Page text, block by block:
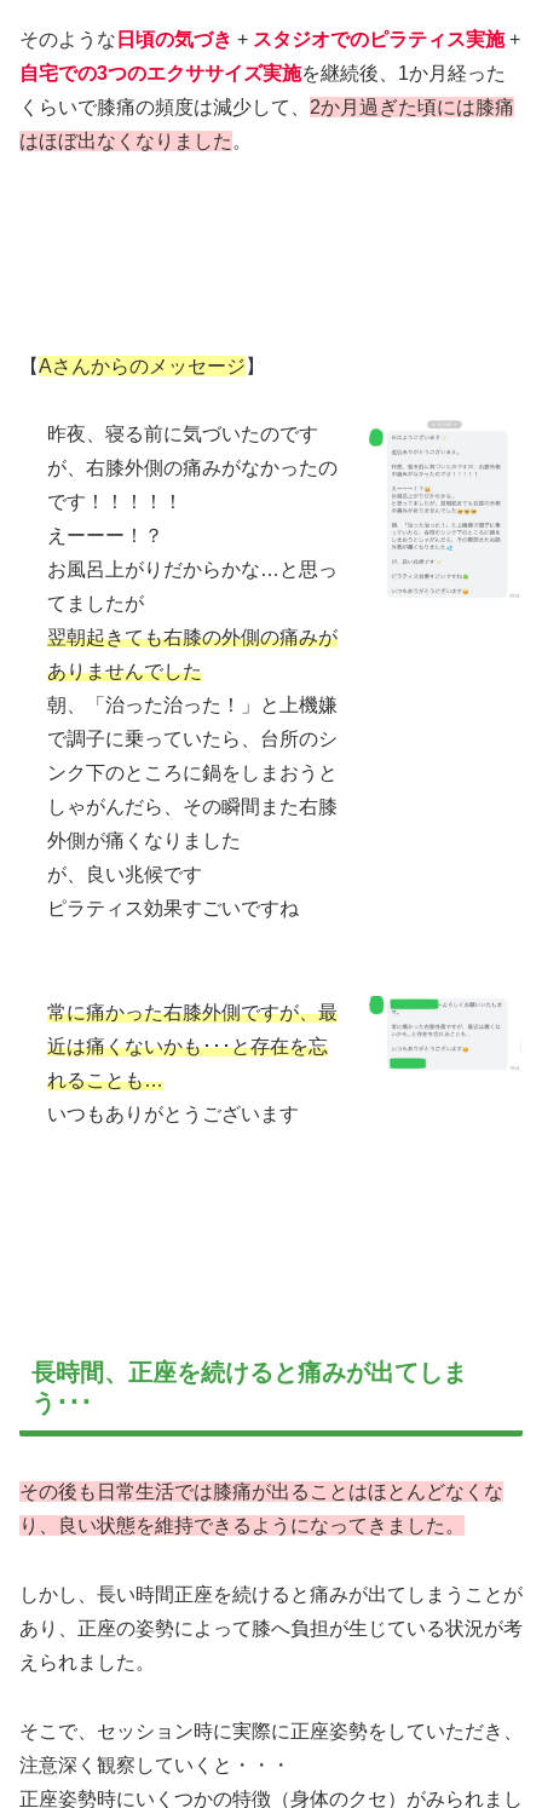
そのような 日頃の気づき + スタジオでのピラティス実施+
自宅での3つのエクササイズ実施を継続後、1か月経った
くらいで膝痛の頻度は減少して、 2か月過ぎた頃には膝痛
はほぼ出なくなりました 。
【Aさんからのメッセージ 】
昨夜、寝る前に気づいたのです
が、右膝外側の痛みがなかったの
です！！！！！
えーーー！？
お風呂上がりだからかな…と思っ
てましたが
翌朝起きても右膝の外側の痛みが
ありませんでした
朝、「治った治った！」と上機嫌
で調子に乗っていたら、台所のシ
ンク下のところに鍋をしまおうと
しゃがんだら、その瞬間また右膝
外側が痛くなりました
が、良い兆候です
ピラティス効果すごいですね
常に痛かった右膝外側ですが、最
近は痛くないかも･･･と存在を忘
れることも…
いつもありがとうございます
長時間、正座を続けると痛みが出てしま
う･･･
その後も日常生活では膝痛が出ることはほとんどなくな
り、良い状態を維持できるようになってきました。
しかし、長い時間正座を続けると痛みが出てしまうことが
あり、正座の姿勢によって膝へ負担が生じている状況が考
えられました。
そこで、セッション時に実際に正座姿勢をしていただき、
注意深く観察していくと・・・
正座姿勢時にいくつかの特徴（身体のクセ）がみられまし